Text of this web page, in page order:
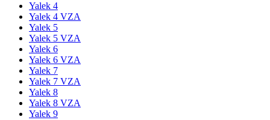
Yalek 4
Yalek 4 VZA
Yalek 5
Yalek 5 VZA
Yalek 6
Yalek 6 VZA
Yalek 7
Yalek 7 VZA
Yalek 8
Yalek 8 VZA
Yalek 9